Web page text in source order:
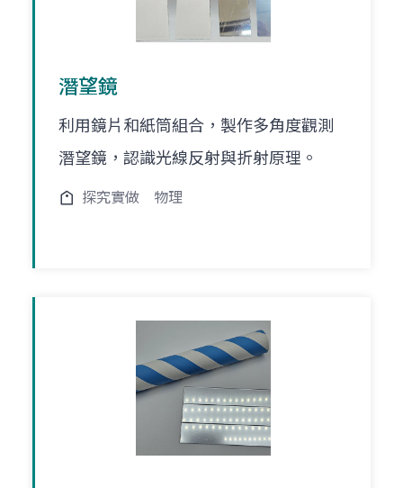
潛望鏡
利用鏡片和紙筒組合，製作多角度觀測
潛望鏡，認識光線反射與折射原理。
探究實做 物理